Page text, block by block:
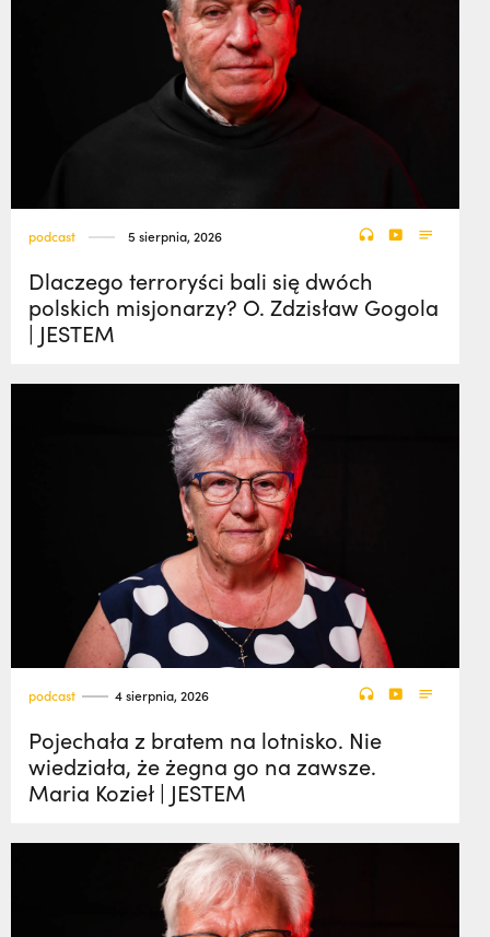
podcast 5 sierpnia, 2026
Dlaczego terroryści bali się dwóch
polskich misjonarzy? O. Zdzisław Gogola
| JESTEM
podcast 4 sierpnia, 2026
Pojechała z bratem na lotnisko. Nie
wiedziała, że żegna go na zawsze.
Maria Kozieł | JESTEM